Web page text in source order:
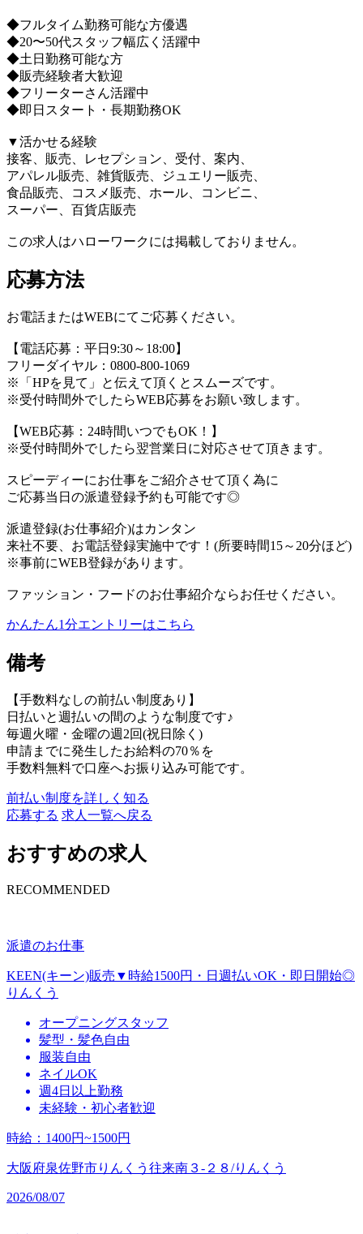
◆フルタイム勤務可能な方優遇
◆20〜50代スタッフ幅広く活躍中
◆土日勤務可能な方
◆販売経験者大歓迎
◆フリーターさん活躍中
◆即日スタート・長期勤務OK
▼活かせる経験
接客、販売、レセプション、受付、案内、
アパレル販売、雑貨販売、ジュエリー販売、
食品販売、コスメ販売、ホール、コンビニ、
スーパー、百貨店販売
この求人はハローワークには掲載しておりません。
応募方法
お電話またはWEBにてご応募ください。
【電話応募：平日9:30～18:00】
フリーダイヤル：0800-800-1069
※「HPを見て」と伝えて頂くとスムーズです。
※受付時間外でしたらWEB応募をお願い致します。
【WEB応募：24時間いつでもOK！】
※受付時間外でしたら翌営業日に対応させて頂きます。
スピーディーにお仕事をご紹介させて頂く為に
ご応募当日の派遣登録予約も可能です◎
派遣登録(お仕事紹介)はカンタン
来社不要、お電話登録実施中です！(所要時間15～20分ほど)
※事前にWEB登録があります。
ファッション・フードのお仕事紹介ならお任せください。
かんたん1分エントリーはこちら
備考
【手数料なしの前払い制度あり】
日払いと週払いの間のような制度です♪
毎週火曜・金曜の週2回(祝日除く)
申請までに発生したお給料の70％を
手数料無料で口座へお振り込み可能です。
前払い制度を詳しく知る
応募する 求人一覧へ戻る
おすすめの求人
RECOMMENDED
派遣のお仕事
KEEN(キーン)販売▼時給1500円・日週払いOK・即日開始◎
りんくう
オープニングスタッフ
髪型・髪色自由
服装自由
ネイルOK
週4日以上勤務
未経験・初心者歓迎
時給 ： 1400円~1500円
大阪府泉佐野市りんくう往来南３‐２８/りんくう
2026/08/07